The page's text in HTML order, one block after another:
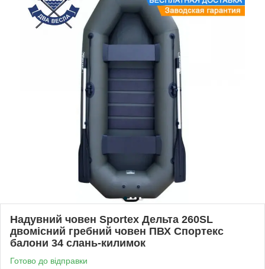
Надувний човен Sportex Дельта 260SL
двомісний гребний човен ПВХ Спортекс
балони 34 слань-килимок
Готово до відправки